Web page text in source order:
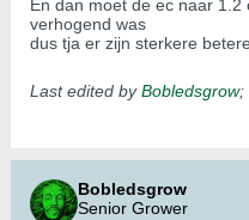
En dan moet de ec naar
verhogend was
dus tja er zijn sterkere
Last edited byBobledsgrow;
Bobledsgrow
Senior Grower